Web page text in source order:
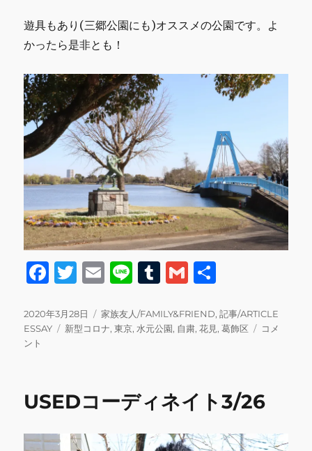
遊具もあり(三郷公園にも)オススメの公園です。よ
かったら是非とも！
F
c
e
o
k
T
it
te
E
ai
l
Li
e
T
m
bl
G
ai
l
投
稿
日:
2020年3月28日
カ
テ
家族友人/FAMILY&FRIEND,記事/ARTICLE
ESSAY
タ
新型コロナ,東京, 水元公園, 自粛,花見 ,葛飾区
水
見/
散
コメ
ント
USEDコーディネイト3/26